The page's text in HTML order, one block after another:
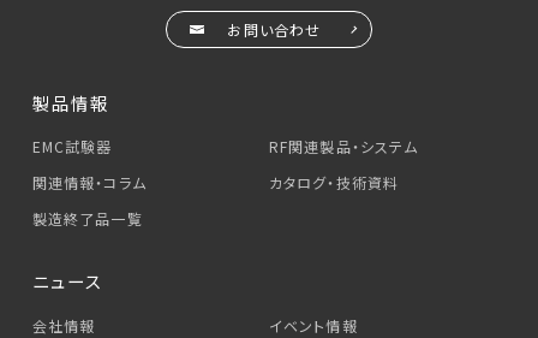
お問い合わせ
製品情報
EMC試験器
RF関連製品・システム
関連情報・コラム
カタログ・技術資料
製造終了品一覧
ニュース
会社情報
イベント情報